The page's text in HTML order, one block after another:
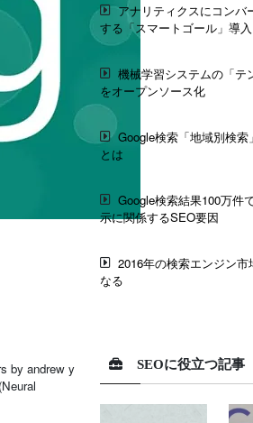
by andrew y
アナリティクスにコンバ
する「スマートゴール」導入
機械学習システムの「テ
をオープンソース化
Google検索「地域別検
とは
Google検索結果100万件
示に関係するSEO要因
2016年の検索エンジン市
なる
SEOに役立つ記事